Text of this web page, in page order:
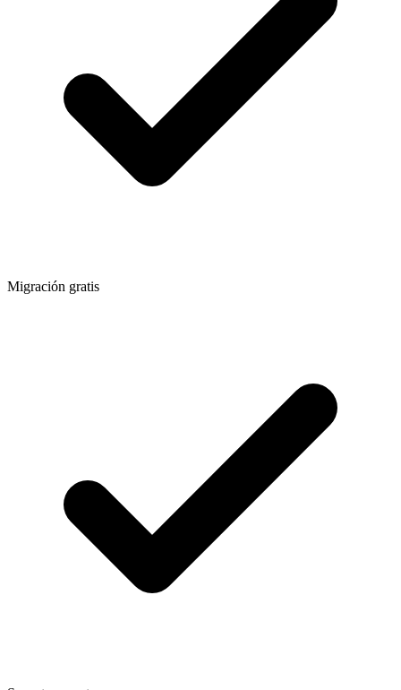
Migración gratis